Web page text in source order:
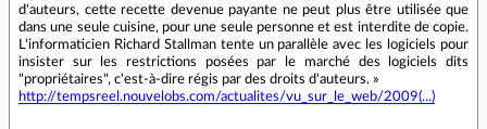
d'auteurs, cette recette devenue payante ne peut plus être utilisée que
dans une seule cuisine, pour une seule personne et est interdite de copie.
L'informaticien Richard Stallman tente un parallèle avec les logiciels pour
insister sur les restrictions posées par le marché des logiciels dits
"propriétaires", c'est-à-dire régis par des droits d'auteurs. »
http://tempsreel.nouvelobs.com/actualites/vu_sur_le_web/2009(...)